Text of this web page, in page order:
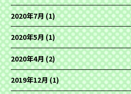
2020年7月(1)
2020年5月(1)
2020年4月(2)
2019年12月(1)